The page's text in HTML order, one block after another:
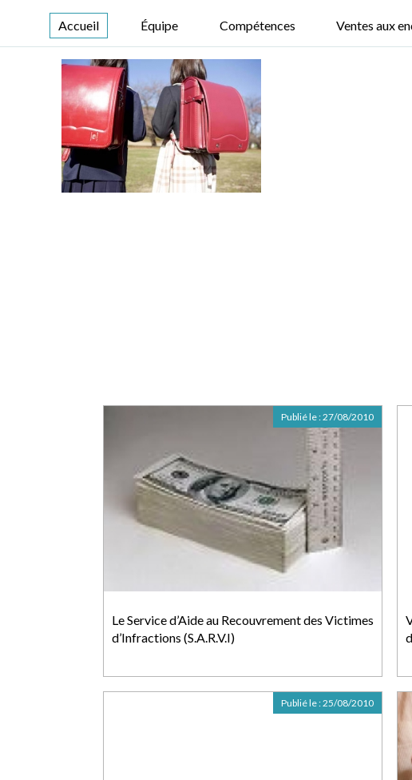
Accueil Équipe Compétences Ventes aux
Le Service d’Aide au Recouvrement des Victimes
d’Infractions (S.A.R.V.I)
Publié le :27/08/2010
Publié le :25/08/2010